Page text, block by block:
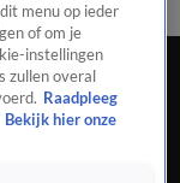
PanelVideo's
- Ochtend
menu op ieder
of om je
instellingen
zullen overal
Raadpleeg
Bekijk hier onze